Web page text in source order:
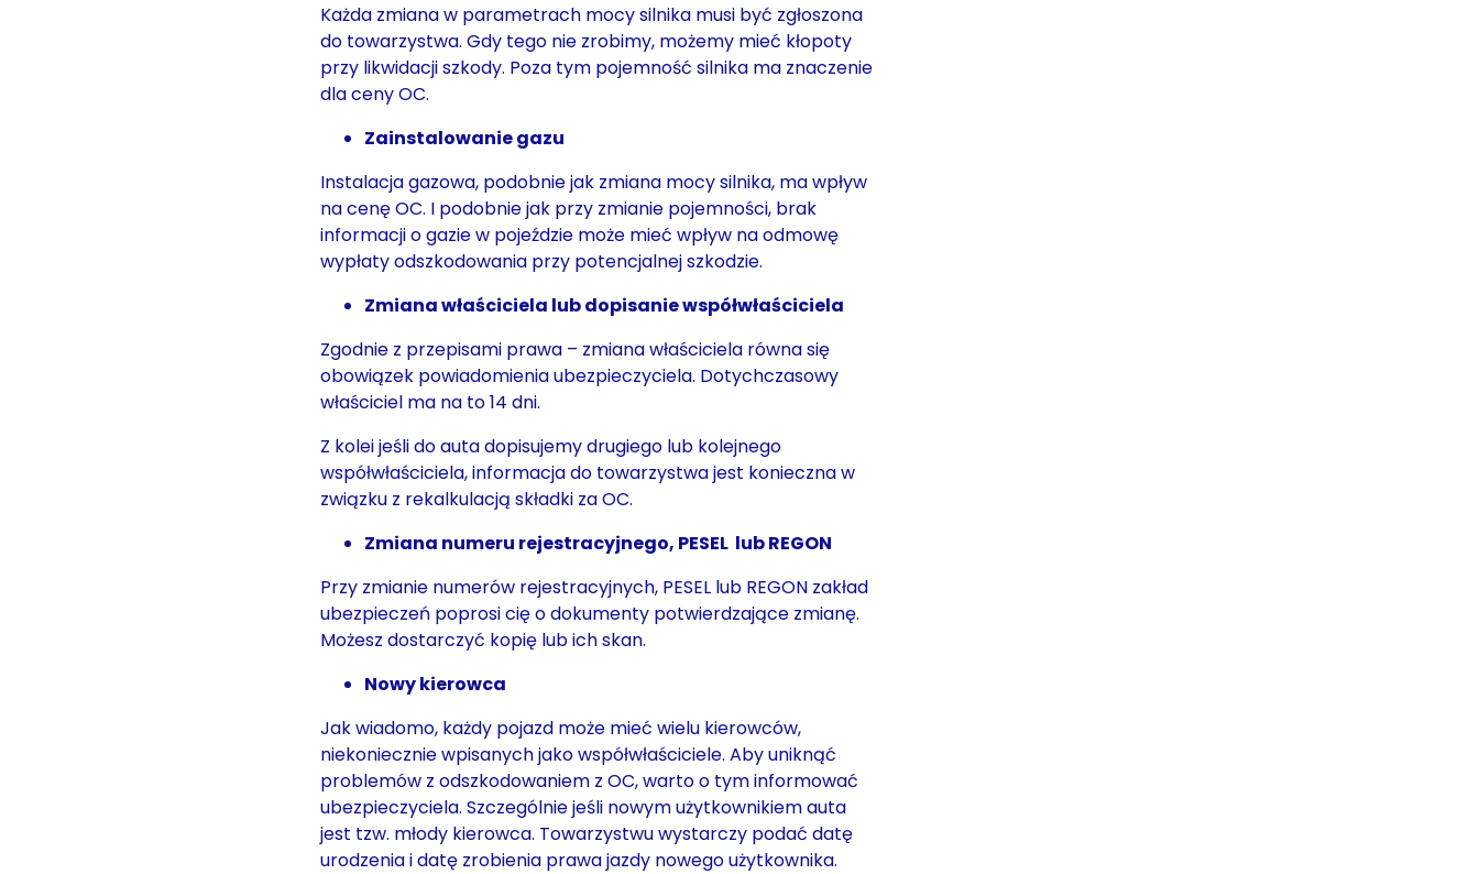
Każda zmiana w parametrach mocy silnika musi być zgłoszona
do towarzystwa. Gdy tego nie zrobimy, możemy mieć kłopoty
przy likwidacji szkody. Poza tym pojemność silnika ma znaczenie
dla ceny OC.
Zainstalowanie gazu
Instalacja gazowa, podobnie jak zmiana mocy silnika, ma wpływ
na cenę OC. I podobnie jak przy zmianie pojemności, brak
informacji o gazie w pojeździe może mieć wpływ na odmowę
wypłaty odszkodowania przy potencjalnej szkodzie.
Zmiana właściciela lub dopisanie współwłaściciela
Zgodnie z przepisami prawa – zmiana właściciela równa się
obowiązek powiadomienia ubezpieczyciela. Dotychczasowy
właściciel ma na to 14 dni.
Z kolei jeśli do auta dopisujemy drugiego lub kolejnego
współwłaściciela, informacja do towarzystwa jest konieczna w
związku z rekalkulacją składki za OC.
Zmiana numeru rejestracyjnego, PESEL lub REGON
Przy zmianie numerów rejestracyjnych, PESEL lub REGON zakład
ubezpieczeń poprosi cię o dokumenty potwierdzające zmianę.
Możesz dostarczyć kopię lub ich skan.
Nowy kierowca
Jak wiadomo, każdy pojazd może mieć wielu kierowców,
niekoniecznie wpisanych jako współwłaściciele. Aby uniknąć
problemów z odszkodowaniem z OC, warto o tym informować
ubezpieczyciela. Szczególnie jeśli nowym użytkownikiem auta
jest tzw. młody kierowca. Towarzystwu wystarczy podać datę
urodzenia i datę zrobienia prawa jazdy nowego użytkownika.